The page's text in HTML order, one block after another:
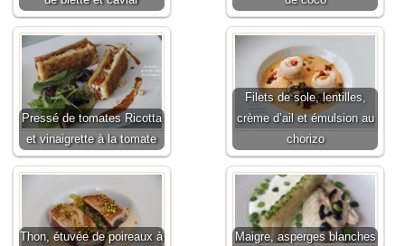
Pressé de tomates Ricotta
et vinaigrette à la tomate
Filets de sole, lentilles,
crème d’ail et émulsion au
chorizo
Thon, étuvée de poireaux à
Maigre, asperges blanches